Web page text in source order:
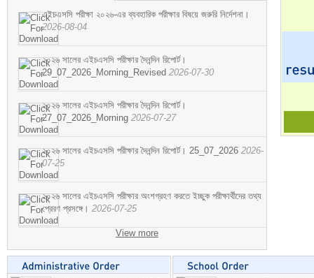
এইচএসসি পরীক্ষা ২০২৬-এর ব্যবহারিক পরীক্ষার বিষয়ে জরুরি নির্দেশনা।
2026-08-04
২০২৬ সালের এইচএসসি পরীক্ষার দৈনন্দিন রিপোর্ট।
29_07_2026_Morning_Revised 2026-07-30
২০২৬ সালের এইচএসসি পরীক্ষার দৈনন্দিন রিপোর্ট।
27_07_2026_Morning 2026-07-27
২০২৬ সালের এইচএসসি পরীক্ষার দৈনন্দিন রিপোর্ট। 25_07_2026 2026-
07-25
২০২৬ সালের এইচএসসি পরীক্ষার অংশগ্রহণ করতে ইচ্ছুক পরীক্ষার্থীদের তথ্য
প্রেরণ প্রসঙ্গে। 2026-07-25
View more